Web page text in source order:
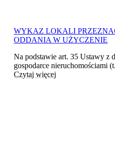
WYKAZ LOKALI
ODDANIA W UŻYCZENIE
Na podstawie art. 35 Ustawy z
gospodarce nieruchomościami
Czytaj więcej